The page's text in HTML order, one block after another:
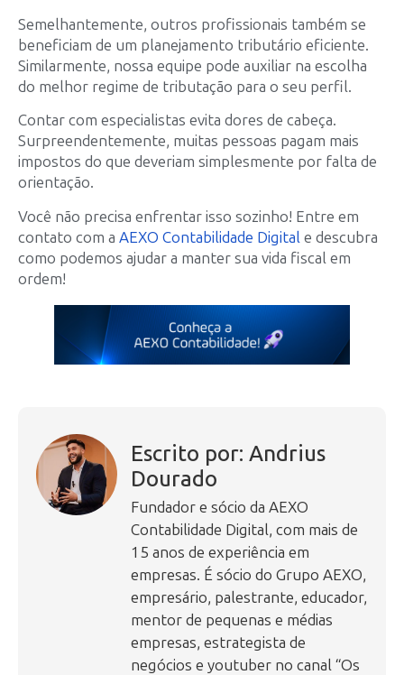
Semelhantemente, outros profissionais também se
beneficiam de um planejamento tributário eficiente.
Similarmente, nossa equipe pode auxiliar na escolha
do melhor regime de tributação para o seu perfil.
Contar com especialistas evita dores de cabeça.
Surpreendentemente, muitas pessoas pagam mais
impostos do que deveriam simplesmente por falta de
orientação.
Você não precisa enfrentar isso sozinho! Entre em
contato com a AEXO Contabilidade Digital e descubra
como podemos ajudar a manter sua vida fiscal em
ordem!
Escrito por: Andrius
Dourado
Fundador e sócio da AEXO
Contabilidade Digital, com mais de
15 anos de experiência em
empresas. É sócio do Grupo AEXO,
empresário, palestrante, educador,
mentor de pequenas e médias
empresas, estrategista de
negócios e youtuber no canal “Os